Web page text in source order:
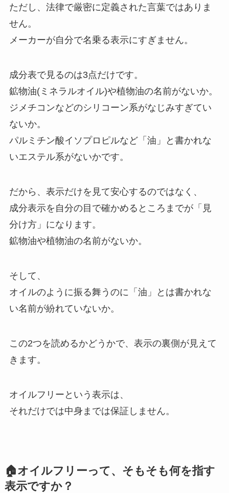
ただし、法律で厳密に定義された言葉ではありま
せん。
メーカーが自分で名乗る表示にすぎません。
成分表で見るのは3点だけです。
鉱物油(ミネラルオイル)や植物油の名前がないか。
ジメチコンなどのシリコーン系がなじみすぎてい
ないか。
パルミチン酸イソプロピルなど「油」と書かれな
いエステル系がないかです。
だから、表示だけを見て安心するのではなく、
成分表示を自分の目で確かめるところまでが「見
分け方」になります。
鉱物油や植物油の名前がないか。
そして、
オイルのように振る舞うのに「油」とは書かれな
い名前が紛れていないか。
この2つを読めるかどうかで、表示の裏側が見えて
きます。
オイルフリーという表示は、
それだけでは中身までは保証しません。
🏠オイルフリーって、そもそも何を指す
表示ですか？